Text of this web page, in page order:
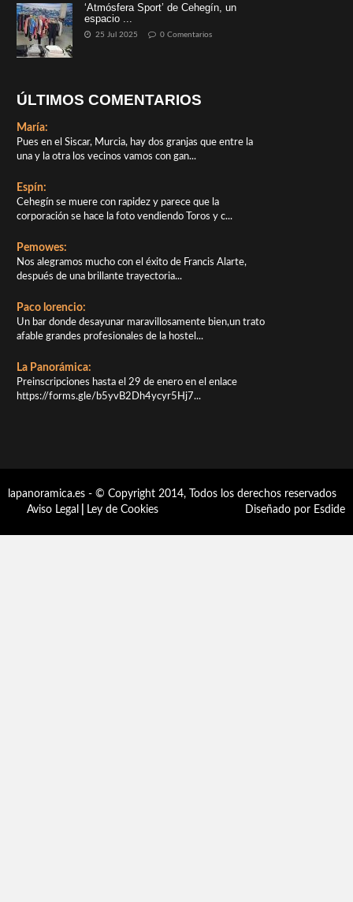
‘Atmósfera Sport’ de Cehegín, un
espacio ...
25 Jul 2025 0 Comentarios
ÚLTIMOS COMENTARIOS
María:
Pues en el Siscar, Murcia, hay dos granjas que entre la
una y la otra los vecinos vamos con gan...
Espín:
Cehegín se muere con rapidez y parece que la
corporación se hace la foto vendiendo Toros y c...
Pemowes:
Nos alegramos mucho con el éxito de Francis Alarte,
después de una brillante trayectoria...
Paco lorencio:
Un bar donde desayunar maravillosamente bien,un trato
afable grandes profesionales de la hostel...
La Panorámica:
Preinscripciones hasta el 29 de enero en el enlace
https://forms.gle/b5yvB2Dh4ycyr5Hj7...
lapanoramica.es - © Copyright 2014, Todos los derechos reservados
Aviso Legal
Ley de Cookies Diseñado por Esdide